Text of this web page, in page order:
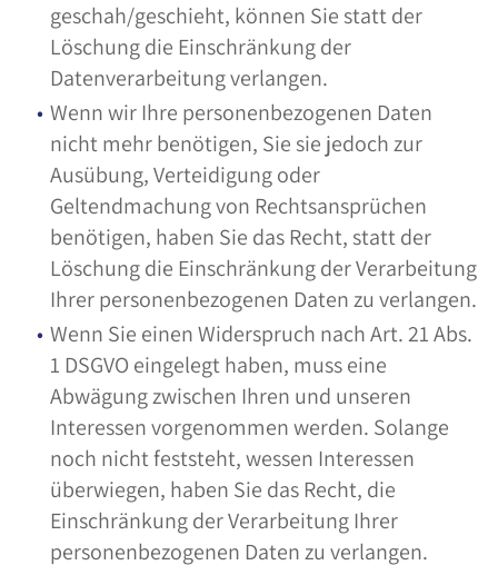
geschah/geschieht, können Sie statt der
Löschung die Einschränkung der
Datenverarbeitung verlangen.
Wenn wir Ihre personenbezogenen Daten
nicht mehr benötigen, Sie sie jedoch zur
Ausübung, Verteidigung oder
Geltendmachung von Rechtsansprüchen
benötigen, haben Sie das Recht, statt der
Löschung die Einschränkung der Verarbeitung
Ihrer personenbezogenen Daten zu verlangen.
Wenn Sie einen Widerspruch nach Art. 21 Abs.
1 DSGVO eingelegt haben, muss eine
Abwägung zwischen Ihren und unseren
Interessen vorgenommen werden. Solange
noch nicht feststeht, wessen Interessen
überwiegen, haben Sie das Recht, die
Einschränkung der Verarbeitung Ihrer
personenbezogenen Daten zu verlangen.